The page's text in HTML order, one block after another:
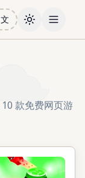
ToggleOpen
款免费网页游